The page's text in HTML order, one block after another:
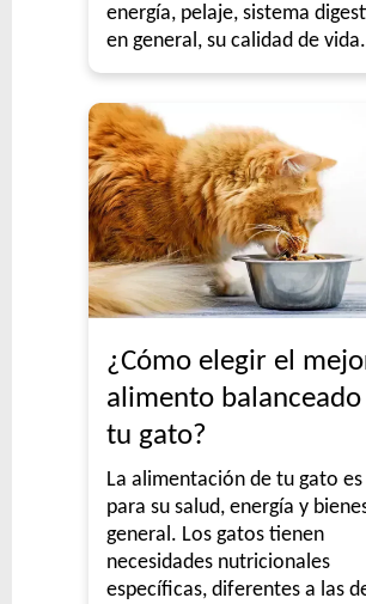
energía, pelaje, sistema
en general, su calidad de vida.
¿Cómo elegir el
alimento balanceado
tu gato?
La alimentación de tu gato
para su salud, energía y
general. Los gatos tienen
necesidades nutricionales
específicas, diferentes a las